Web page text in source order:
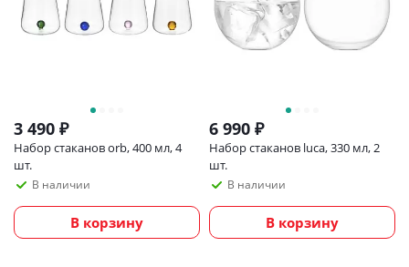
3 490 ₽
Набор стаканов orb, 400 мл, 4
шт.
В наличии
В корзину
6 990 ₽
Набор стаканов luca, 330 мл, 2
шт.
В наличии
В корзину